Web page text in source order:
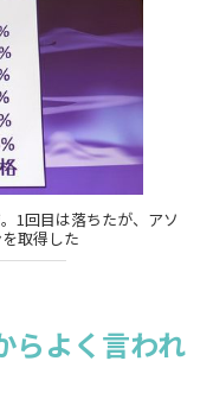
1回目は落ちたが、アソ
取得した
らよく言われ